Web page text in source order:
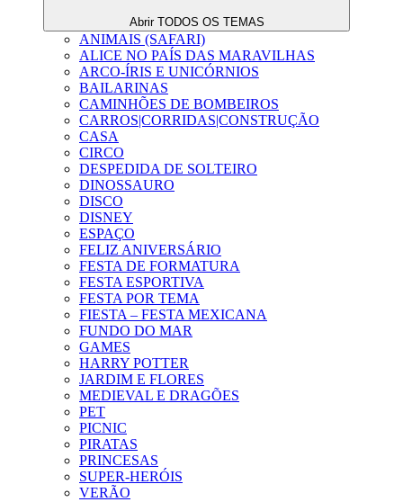
Abrir TODOS OS TEMAS
ANIMAIS (SAFARI)
ALICE NO PAÍS DAS MARAVILHAS
ARCO-ÍRIS E UNICÓRNIOS
BAILARINAS
CAMINHÕES DE BOMBEIROS
CARROS|CORRIDAS|CONSTRUÇÃO
CASA
CIRCO
DESPEDIDA DE SOLTEIRO
DINOSSAURO
DISCO
DISNEY
ESPAÇO
FELIZ ANIVERSÁRIO
FESTA DE FORMATURA
FESTA ESPORTIVA
FESTA POR TEMA
FIESTA – FESTA MEXICANA
FUNDO DO MAR
GAMES
HARRY POTTER
JARDIM E FLORES
MEDIEVAL E DRAGÕES
PET
PICNIC
PIRATAS
PRINCESAS
SUPER-HERÓIS
VERÃO